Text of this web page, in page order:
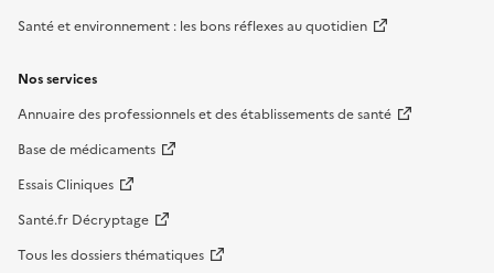
Santé et environnement : les bons réflexes au quotidien
Nos services
Annuaire des professionnels et des établissements de santé
Base de médicaments
Essais Cliniques
Santé.fr Décryptage
Tous les dossiers thématiques